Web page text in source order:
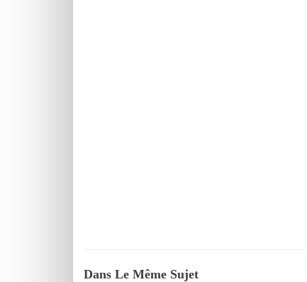
Dans Le Même Sujet